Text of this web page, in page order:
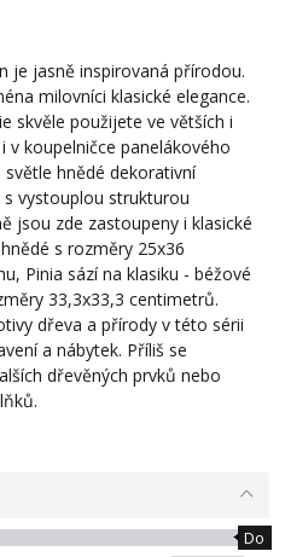
je jasně inspirovaná přírodou.
milovníci klasické elegance.
skvěle použijete ve větších i
v koupelničce panelákového
hnědé dekorativní
vystouplou strukturou
jsou zde zastoupeny i klasické
s rozměry 25x36
Pinia sází na klasiku - béžové
33,3x33,3 centimetrů.
dřeva a přírody v této sérii
a nábytek. Příliš se
dřevěných prvků nebo
Do